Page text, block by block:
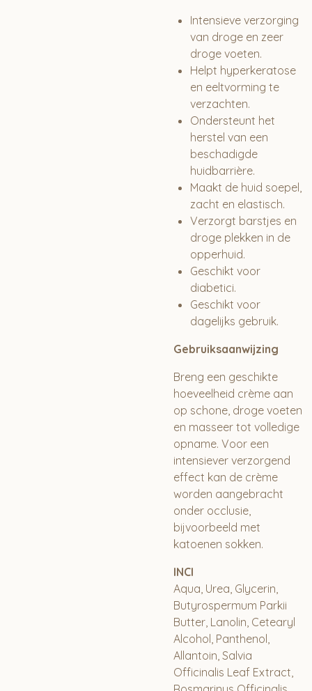
Intensieve verzorging
van droge en zeer
droge voeten.
Helpt hyperkeratose
en eeltvorming te
verzachten.
Ondersteunt het
herstel van een
beschadigde
huidbarrière.
Maakt de huid soepel,
zacht en elastisch.
Verzorgt barstjes en
droge plekken in de
opperhuid.
Geschikt voor
diabetici.
Geschikt voor
dagelijks gebruik.
Gebruiksaanwijzing
Breng een geschikte
hoeveelheid crème aan
op schone, droge voeten
en masseer tot volledige
opname. Voor een
intensiever verzorgend
effect kan de crème
worden aangebracht
onder occlusie,
bijvoorbeeld met
katoenen sokken.
INCI
Aqua, Urea, Glycerin,
Butyrospermum Parkii
Butter, Lanolin, Cetearyl
Alcohol, Panthenol,
Allantoin, Salvia
Officinalis Leaf Extract,